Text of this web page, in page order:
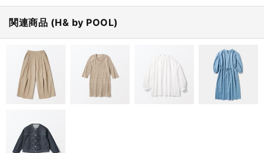
関連商品 (H& by POOL)